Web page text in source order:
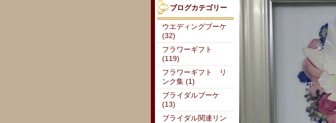
ブログカテゴリー
ウエディングブーケ
(32)
フラワーギフト
(119)
フラワーギフト リ
ンク集 (1)
ブライダルブーケ
(13)
ブライダル関連リン